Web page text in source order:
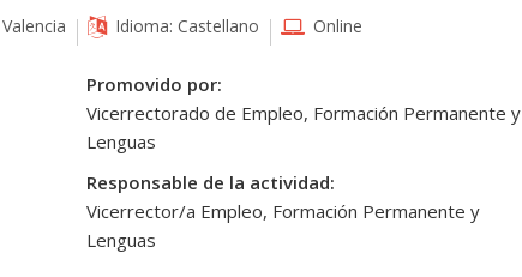
Idioma: Castellano Online
Promovido por:
Vicerrectorado de Empleo, Formación Permanente y
Lenguas
Responsable de la actividad:
Vicerrector/a Empleo, Formación Permanente y
Lenguas